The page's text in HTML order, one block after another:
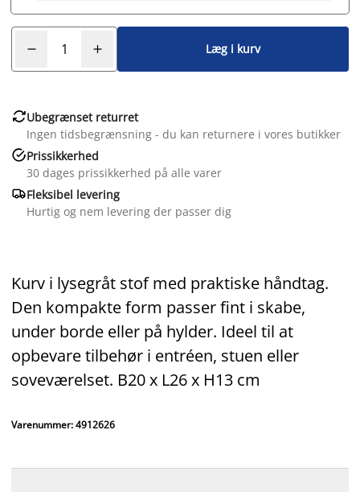
Læg i kurv
Ubegrænset returret
Ingen tidsbegrænsning - du kan returnere i vores butikker
Prissikkerhed
30 dages prissikkerhed på alle varer
Fleksibel levering
Hurtig og nem levering der passer dig
Kurv i lysegråt stof med praktiske håndtag.
Den kompakte form passer fint i skabe,
under borde eller på hylder. Ideel til at
opbevare tilbehør i entréen, stuen eller
soveværelset. B20 x L26 x H13 cm
Varenummer: 4912626